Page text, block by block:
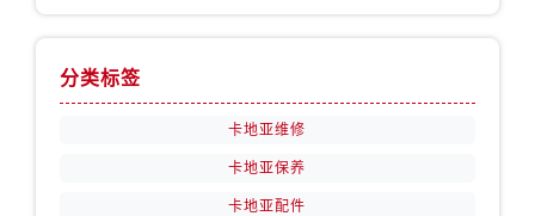
分类标签
卡地亚维修
卡地亚保养
卡地亚配件